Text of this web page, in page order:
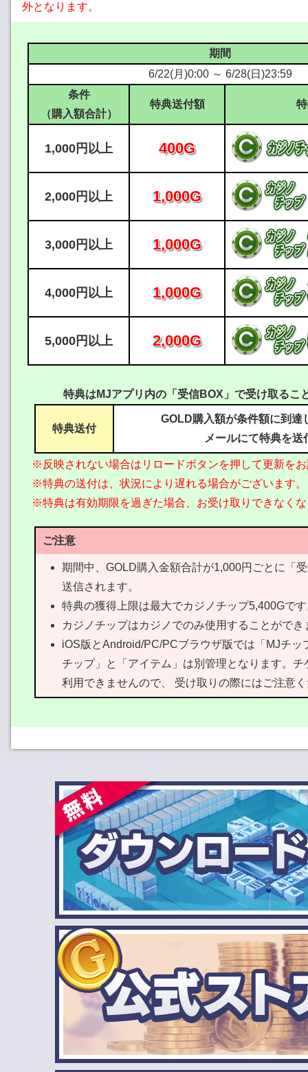
外となります。
期間
6/22(月)0:00 ～ 6/28(日)23:59
条件
（購入額合計）
特典送付額
1,000円以上 400G
2,000円以上 1,000G
3,000円以上 1,000G
4,000円以上 1,000G
5,000円以上 2,000G
特典はMJアプリ内の「受信BOX」で受け取るこ
特典送付
GOLD購入額が条件額に到達
メールにて特典を送
※反映されない場合はリロードボタンを押して更新を
※特典の送付は、状況により遅れる場合がございます。
※特典は有効期限を過ぎた場合、お受け取りできなく
ご注意
期間中、GOLD購入金額合計が1,000円ごとに「
送信されます。
特典の獲得上限は最大でカジノチップ5,400Gで
カジノチップはカジノでのみ使用することができ
iOS版とAndroid/PC/PCブラウザ版では「MJチッ
チップ」と「アイテム」は別管理となります。チ
利用できませんので、 受け取りの際にはご注意